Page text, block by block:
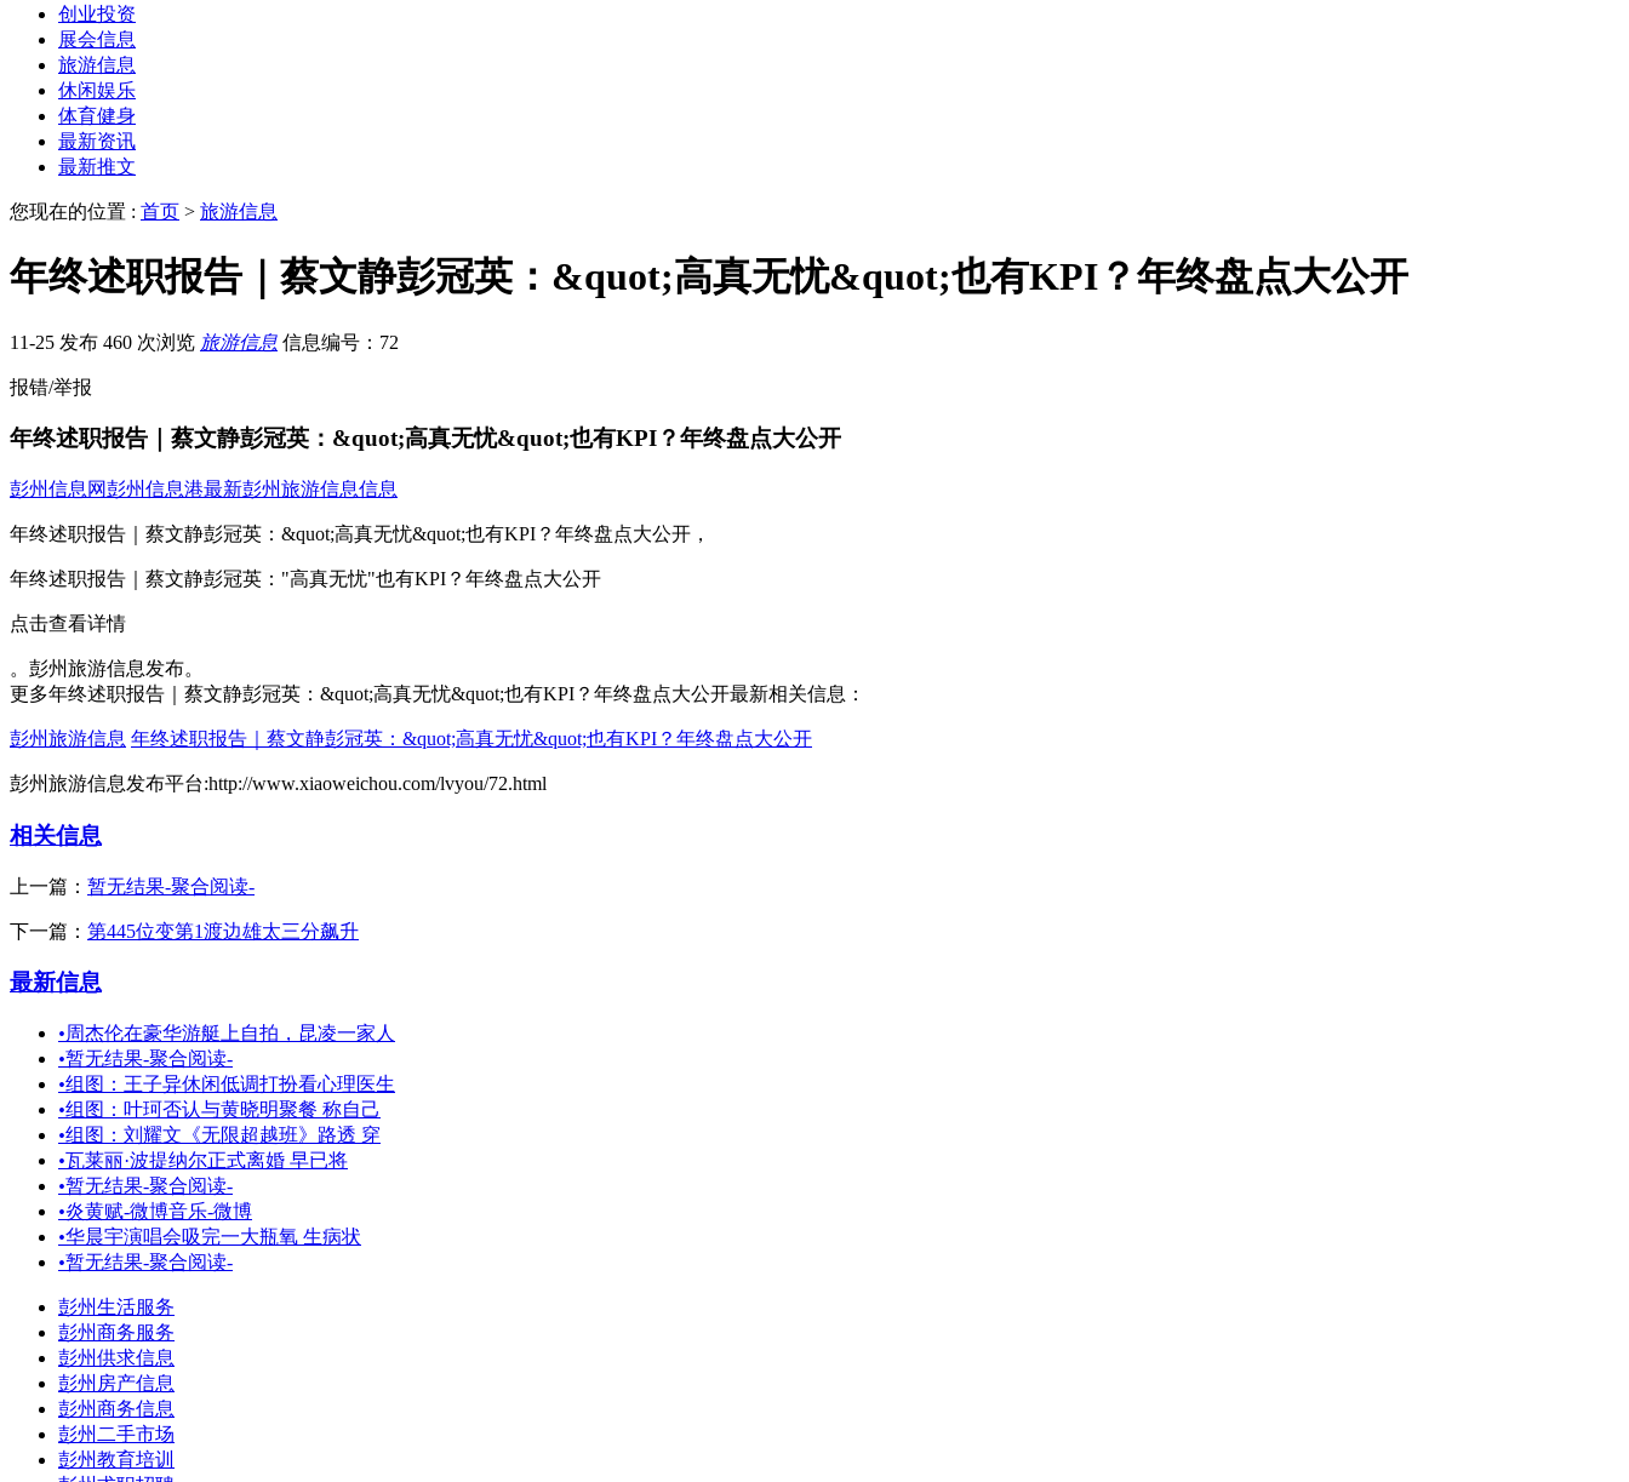
创业投资
展会信息
旅游信息
休闲娱乐
体育健身
最新资讯
最新推文
您现在的位置 : 首页 > 旅游信息
年终述职报告｜蔡文静彭冠英：&quot;高真无忧&quot;也有KPI？年终盘点大公开
11-25 发布 460 次浏览 旅游信息 信息编号：72
报错/举报
年终述职报告｜蔡文静彭冠英：&quot;高真无忧&quot;也有KPI？年终盘点大公开
彭州信息网彭州信息港最新彭州旅游信息信息
年终述职报告｜蔡文静彭冠英：&quot;高真无忧&quot;也有KPI？年终盘点大公开，
年终述职报告｜蔡文静彭冠英："高真无忧"也有KPI？年终盘点大公开
点击查看详情
。彭州旅游信息发布。
更多年终述职报告｜蔡文静彭冠英：&quot;高真无忧&quot;也有KPI？年终盘点大公开最新相关信息：
彭州旅游信息 年终述职报告｜蔡文静彭冠英：&quot;高真无忧&quot;也有KPI？年终盘点大公开
彭州旅游信息发布平台:http://www.xiaoweichou.com/lvyou/72.html
相关信息
上一篇： 暂无结果-聚合阅读-
下一篇： 第445位变第1渡边雄太三分飙升
最新信息
•周杰伦在豪华游艇上自拍，昆凌一家人
•暂无结果-聚合阅读-
•组图：王子异休闲低调打扮看心理医生
•组图：叶珂否认与黄晓明聚餐 称自己
•组图：刘耀文《无限超越班》路透 穿
•瓦莱丽·波提纳尔正式离婚 早已将
•暂无结果-聚合阅读-
•炎黄赋-微博音乐-微博
•华晨宇演唱会吸完一大瓶氧 生病状
•暂无结果-聚合阅读-
彭州生活服务
彭州商务服务
彭州供求信息
彭州房产信息
彭州商务信息
彭州二手市场
彭州教育培训